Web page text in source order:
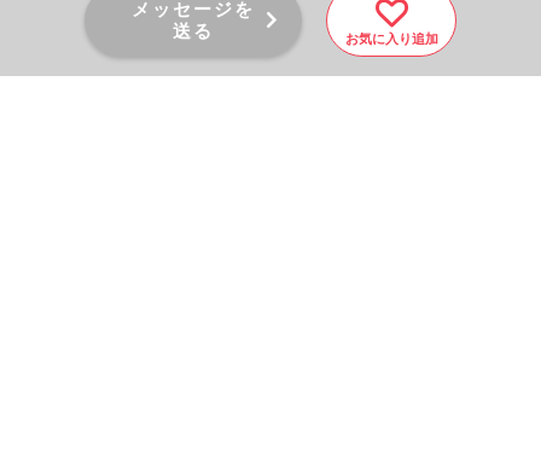
メッセージを
送る
お気に入り追加